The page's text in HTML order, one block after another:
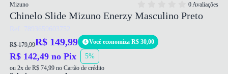
Mizuno
0 Avaliações
Chinelo Slide Mizuno Enerzy Masculino Preto
Ref: 7893659603752
R$ 179,99R$ 149,99 Você economiza R$ 30,00
R$ 142,49 no Pix 5%
ou 2x de R$ 74,99 no Cartão de crédito